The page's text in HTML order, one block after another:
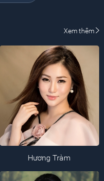
Xem thêm
Hương Tràm